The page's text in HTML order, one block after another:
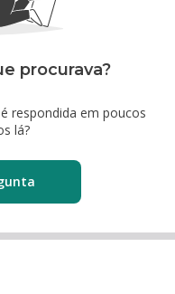
procurava?
respondida em poucos
lá?